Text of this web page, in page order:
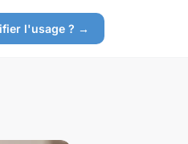
l'usage ? →